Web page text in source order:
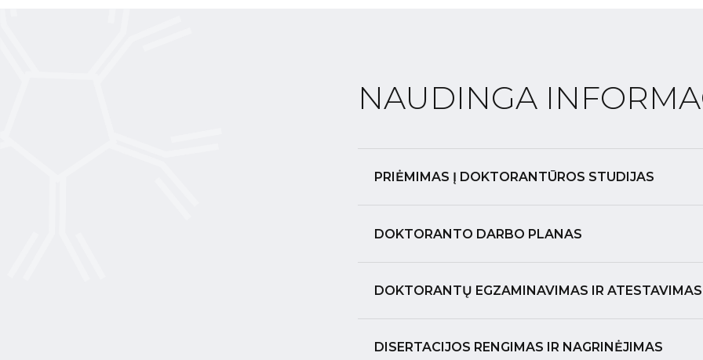
NAUDINGA
PRIĖMIMAS Į DOKTORANTŪROS STUDIJAS
DOKTORANTO DARBO PLANAS
DOKTORANTŲ EGZAMINAVIMAS IR ATESTAVIMAS
DISERTACIJOS RENGIMAS IR NAGRINĖJIMAS